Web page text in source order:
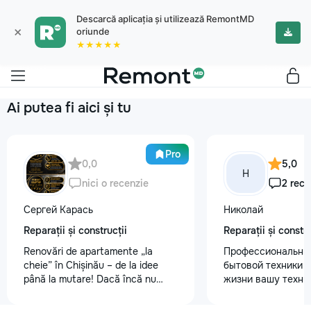
×
Descarcă aplicația și utilizează RemontMD
oriunde
★★★★★
Ai putea fi aici și tu
Pro
0,0
nici o recenzie
Сергей Карась
Reparații și construcții
Renovări de apartamente „la
cheie” în Chișinău – de la idee
până la mutare! Dacă încă nu
Н
5,0
2
Николай
Reparații și
бытовой техники
жизни вашу